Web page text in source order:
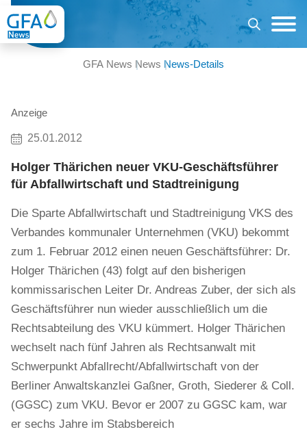
GFA News News News-Details
Anzeige
25.01.2012
Holger Thärichen neuer VKU-Geschäftsführer
für Abfallwirtschaft und Stadtreinigung
Die Sparte Abfallwirtschaft und Stadtreinigung VKS des
Verbandes kommunaler Unternehmen (VKU) bekommt
zum 1. Februar 2012 einen neuen Geschäftsführer: Dr.
Holger Thärichen (43) folgt auf den bisherigen
kommissarischen Leiter Dr. Andreas Zuber, der sich als
Geschäftsführer nun wieder ausschließlich um die
Rechtsabteilung des VKU kümmert. Holger Thärichen
wechselt nach fünf Jahren als Rechtsanwalt mit
Schwerpunkt Abfallrecht/Abfallwirtschaft von der
Berliner Anwaltskanzlei Gaßner, Groth, Siederer & Coll.
(GGSC) zum VKU. Bevor er 2007 zu GGSC kam, war
er sechs Jahre im Stabsbereich